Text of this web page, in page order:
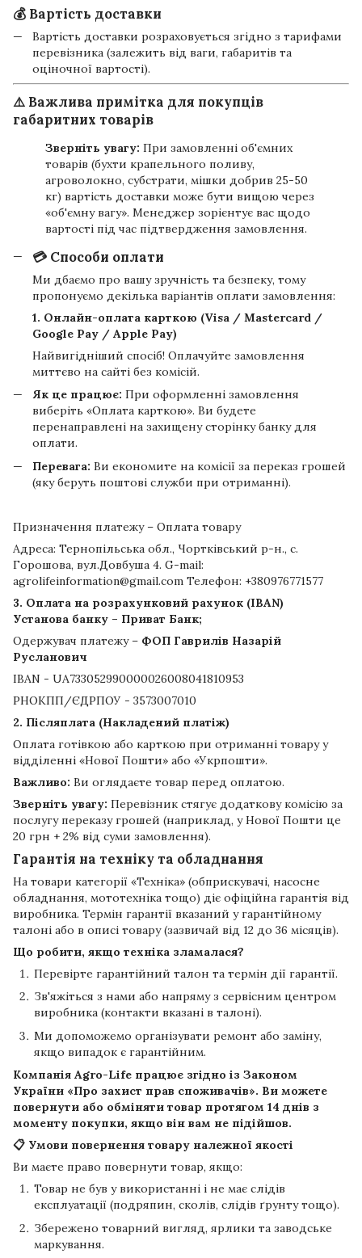
💰 Вартість доставки
Вартість доставки розраховується згідно з тарифами
перевізника (залежить від ваги, габаритів та
оціночної вартості).
⚠️ Важлива примітка для покупців
габаритних товарів
Зверніть увагу: При замовленні об'ємних
товарів (бухти крапельного поливу,
агроволокно, субстрати, мішки добрив 25-50
кг) вартість доставки може бути вищою через
«об'ємну вагу». Менеджер зорієнтує вас щодо
вартості під час підтвердження замовлення.
💳 Способи оплати
Ми дбаємо про вашу зручність та безпеку, тому
пропонуємо декілька варіантів оплати замовлення:
1. Онлайн-оплата карткою (Visa / Mastercard /
Google Pay / Apple Pay)
Найвигідніший спосіб! Оплачуйте замовлення
миттєво на сайті без комісій.
Як це працює: При оформленні замовлення
виберіть «Оплата карткою». Ви будете
перенаправлені на захищену сторінку банку для
оплати.
Перевага: Ви економите на комісії за переказ грошей
(яку беруть поштові служби при отриманні).
Призначення платежу – Оплата товару
Адреса: Тернопільська обл., Чортківський р-н., с.
Горошова, вул.Довбуша 4. G-mail:
agrolifeinformation@gmail.com Телефон: +380976771577
3. Оплата на розрахунковий рахунок (IBAN)
Установа банку – Приват Банк;
Одержувач платежу – ФОП Гаврилів Назарій
Русланович
IBAN - UA733052990000026008041810953
РНОКПП/ЄДРПОУ - 3573007010
2. Післяплата (Накладений платіж)
Оплата готівкою або карткою при отриманні товару у
відділенні «Нової Пошти» або «Укрпошти».
Важливо: Ви оглядаєте товар перед оплатою.
Зверніть увагу: Перевізник стягує додаткову комісію за
послугу переказу грошей (наприклад, у Нової Пошти це
20 грн + 2% від суми замовлення).
Гарантія на техніку та обладнання
На товари категорії «Техніка» (обприскувачі, насосне
обладнання, мототехніка тощо) діє офіційна гарантія від
виробника. Термін гарантії вказаний у гарантійному
талоні або в описі товару (зазвичай від 12 до 36 місяців).
Що робити, якщо техніка зламалася?
Перевірте гарантійний талон та термін дії гарантії.
Зв'яжіться з нами або напряму з сервісним центром
виробника (контакти вказані в талоні).
Ми допоможемо організувати ремонт або заміну,
якщо випадок є гарантійним.
Компанія Agro-Life працює згідно із Законом
України «Про захист прав споживачів». Ви можете
повернути або обміняти товар протягом 14 днів з
моменту покупки, якщо він вам не підійшов.
📋 Умови повернення товару належної якості
Ви маєте право повернути товар, якщо:
Товар не був у використанні і не має слідів
експлуатації (подряпин, сколів, слідів ґрунту тощо).
Збережено товарний вигляд, ярлики та заводське
маркування.